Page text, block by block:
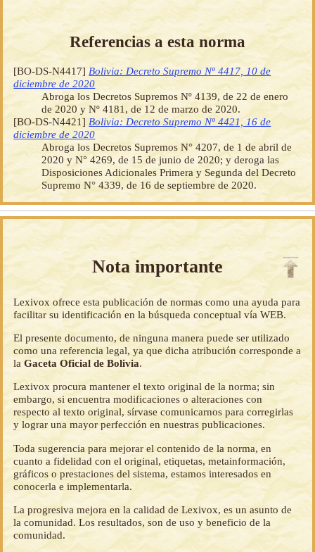
Referencias a esta norma
[BO-DS-N4417] Bolivia: Decreto Supremo Nº 4417, 10 de
diciembre de 2020
Abroga los Decretos Supremos Nº 4139, de 22 de enero
de 2020 y Nº 4181, de 12 de marzo de 2020.
[BO-DS-N4421] Bolivia: Decreto Supremo Nº 4421, 16 de
diciembre de 2020
Abroga los Decretos Supremos N° 4207, de 1 de abril de
2020 y N° 4269, de 15 de junio de 2020; y deroga las
Disposiciones Adicionales Primera y Segunda del Decreto
Supremo N° 4339, de 16 de septiembre de 2020.
Nota importante
Lexivox ofrece esta publicación de normas como una ayuda para
facilitar su identificación en la búsqueda conceptual vía WEB.
El presente documento, de ninguna manera puede ser utilizado
como una referencia legal, ya que dicha atribución corresponde a
laGaceta Oficial de Bolivia.
Lexivox procura mantener el texto original de la norma; sin
embargo, si encuentra modificaciones o alteraciones con
respecto al texto original, sírvase comunicarnos para corregirlas
y lograr una mayor perfección en nuestras publicaciones.
Toda sugerencia para mejorar el contenido de la norma, en
cuanto a fidelidad con el original, etiquetas, metainformación,
gráficos o prestaciones del sistema, estamos interesados en
conocerla e implementarla.
La progresiva mejora en la calidad de Lexivox, es un asunto de
la comunidad. Los resultados, son de uso y beneficio de la
comunidad.